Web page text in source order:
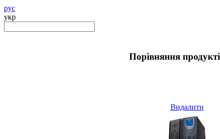
рус
укр
Порівняння
Видалити